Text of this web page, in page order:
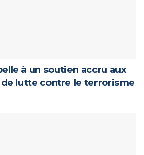
à un soutien accru aux
lutte contre le terrorisme